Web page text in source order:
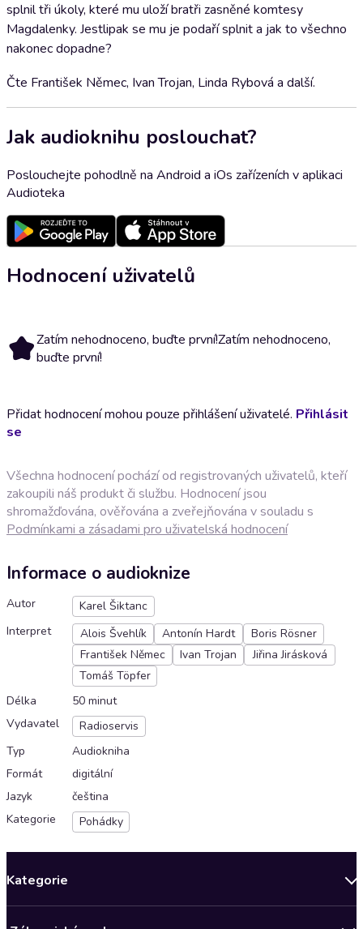
splnil tři úkoly, které mu uloží bratři zasněné komtesy
Magdalenky. Jestlipak se mu je podaří splnit a jak to všechno
nakonec dopadne?
Čte František Němec, Ivan Trojan, Linda Rybová a další.
Jak audioknihu poslouchat?
Poslouchejte pohodlně na Android a iOs zařízeních v aplikaci
Audioteka
Hodnocení uživatelů
Zatím nehodnoceno, buďte první!Zatím nehodnoceno,
buďte první!
Přidat hodnocení mohou pouze přihlášení uživatelé. Přihlásit
se
Všechna hodnocení pochází od registrovaných uživatelů, kteří
zakoupili náš produkt či službu. Hodnocení jsou
shromažďována, ověřována a zveřejňována v souladu s
Podmínkami a zásadami pro uživatelská hodnocení
Informace o audioknize
Autor
Karel Šiktanc
Interpret
Alois Švehlík Antonín Hardt
Boris Rösner
František Němec
Ivan Trojan
Jiřina Jirásková
Tomáš Töpfer
Délka
50 minut
Vydavatel
Radioservis
Typ
Audiokniha
Formát
digitální
Jazyk
čeština
Kategorie
Pohádky
Kategorie